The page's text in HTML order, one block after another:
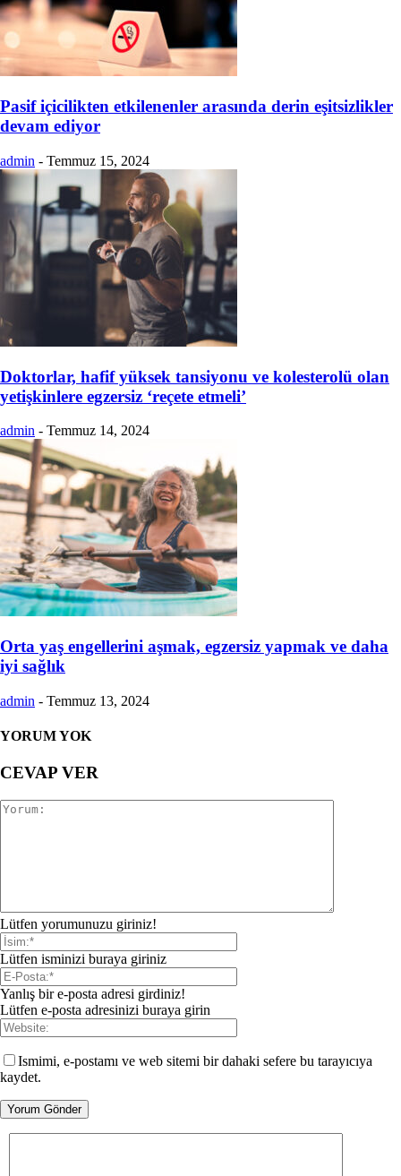
Pasif içicilikten etkilenenler arasında derin eşitsizlikler
devam ediyor
admin - Temmuz 15, 2024
Doktorlar, hafif yüksek tansiyonu ve kolesterolü olan
yetişkinlere egzersiz ‘reçete etmeli’
admin - Temmuz 14, 2024
Orta yaş engellerini aşmak, egzersiz yapmak ve daha
iyi sağlık
admin - Temmuz 13, 2024
YORUM YOK
CEVAP VER
Lütfen yorumunuzu giriniz!
Lütfen isminizi buraya giriniz
Yanlış bir e-posta adresi girdiniz!
Lütfen e-posta adresinizi buraya girin
Ismimi, e-postamı ve web sitemi bir dahaki sefere bu tarayıcıya
kaydet.